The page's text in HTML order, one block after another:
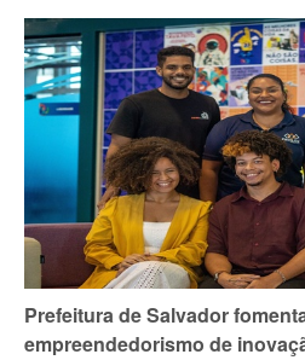
Prefeitura de Salvador
empreendedorismo de